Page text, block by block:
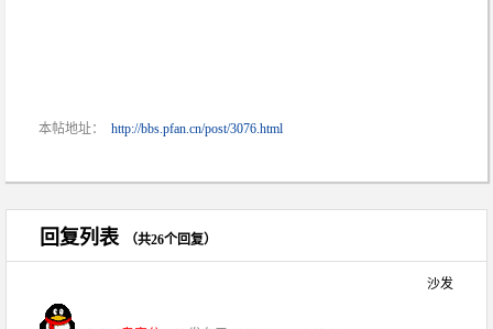
本帖地址： http://bbs.pfan.cn/post/3076.html
回复列表 （共26个回复）
沙发